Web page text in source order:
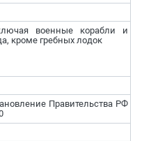
военные корабли и
кроме гребных лодок
Правительства РФ